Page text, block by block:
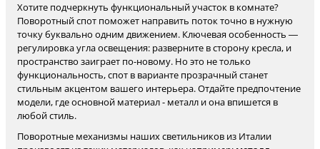
Хотите подчеркнуть функциональный участок в комнате?
Поворотный спот поможет направить поток точно в нужную
точку буквально одним движением. Ключевая особенность —
регулировка угла освещения: разверните в сторону кресла, и
пространство заиграет по-новому. Но это не только
функциональность, спот в варианте прозрачный станет
стильным акцентом вашего интерьера. Отдайте предпочтение
модели, где основной материал - металл и она впишется в
любой стиль.
Поворотные механизмы наших светильников из Италии